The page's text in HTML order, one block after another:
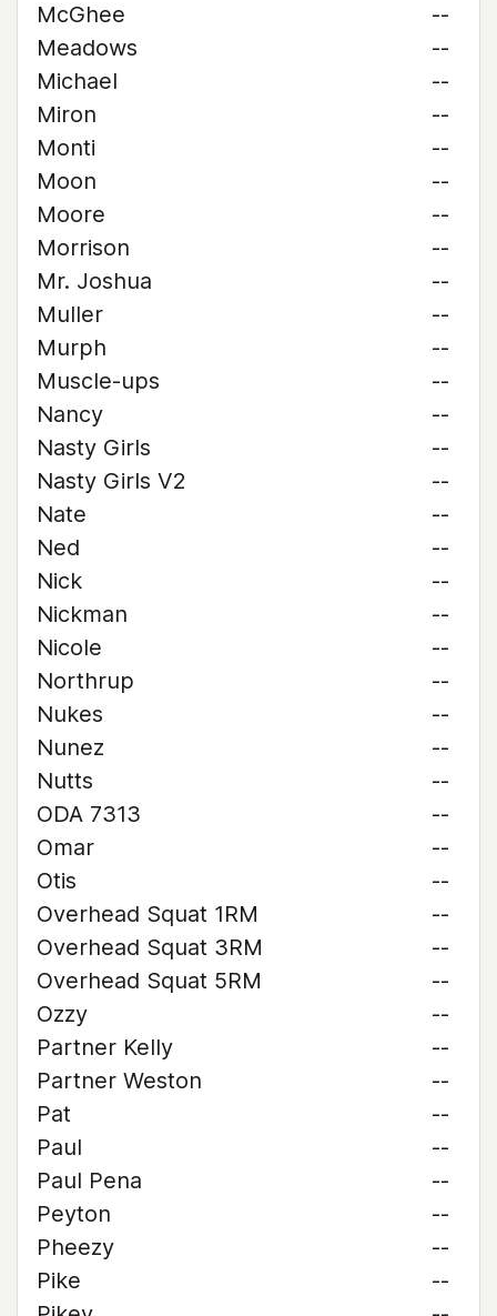
McGhee
--
Meadows
--
Michael
--
Miron
--
Monti
--
Moon
--
Moore
--
Morrison
--
Mr. Joshua
--
Muller
--
Murph
--
Muscle-ups
--
Nancy
--
Nasty Girls
--
Nasty Girls V2
--
Nate
--
Ned
--
Nick
--
Nickman
--
Nicole
--
Northrup
--
Nukes
--
Nunez
--
Nutts
--
ODA 7313
--
Omar
--
Otis
--
Overhead Squat 1RM
--
Overhead Squat 3RM
--
Overhead Squat 5RM
--
Ozzy
--
Partner Kelly
--
Partner Weston
--
Pat
--
Paul
--
Paul Pena
--
Peyton
--
Pheezy
--
Pike
--